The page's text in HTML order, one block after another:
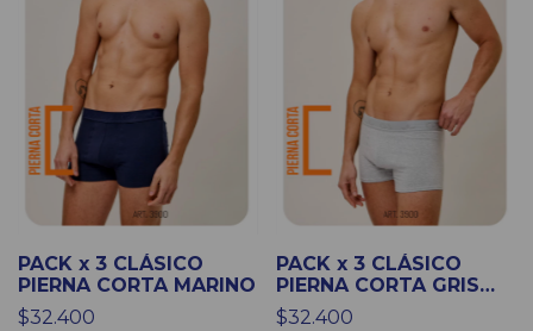
PACK x 3 CLÁSICO
PIERNA CORTA MARINO
$32.400
PACK x 3 CLÁSICO
PIERNA CORTA GRIS
MELANGE
$32.400